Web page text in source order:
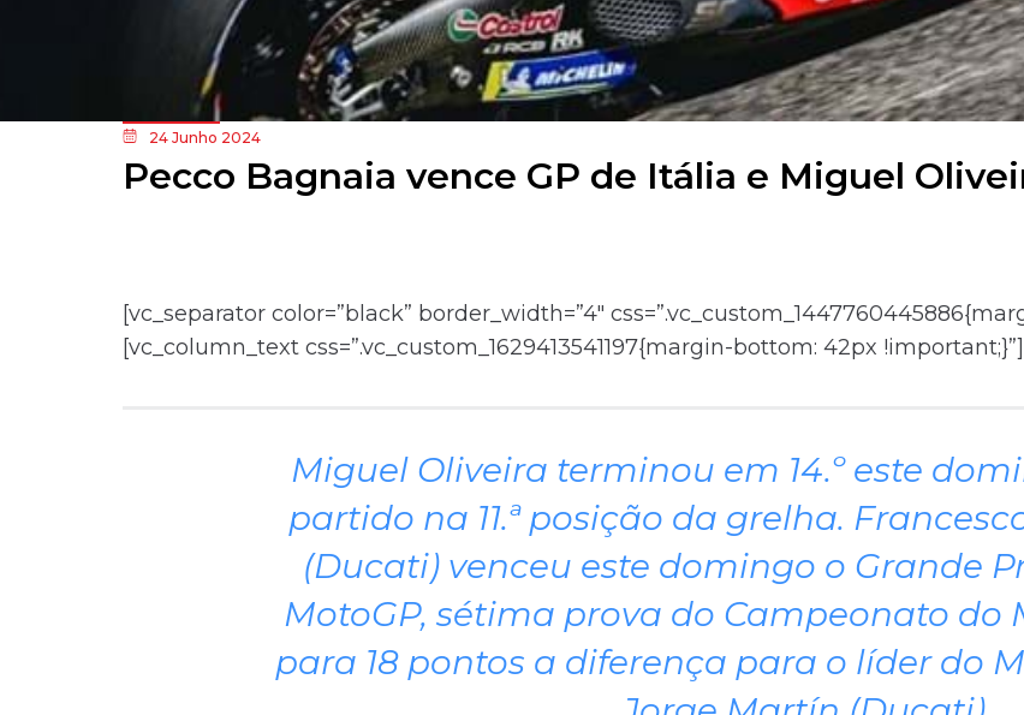
24 Junho 2024
Pecco Bagnaia vence GP de Itália e Miguel
[vc_separator color=”black” border_width=”4″
[vc_column_text css=”.vc_custom_1629413541197{margin-bottom: 42px !important;}”]
Miguel Oliveira terminou em 14.º este
partido na 11.ª posição da grelha.
(Ducati) venceu este domingo o Grande
MotoGP, sétima prova do Campeonato do
para 18 pontos a diferença para o líder do